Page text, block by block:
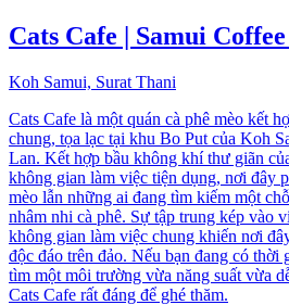
Cats Cafe | Samui
Koh Samui, Surat Thani
Cats Cafe là một quán cà phê mèo kết
chung, tọa lạc tại khu Bo Put của Koh
Lan. Kết hợp bầu không khí thư giãn
không gian làm việc tiện dụng, nơi đây
mèo lẫn những ai đang tìm kiếm một
nhâm nhi cà phê. Sự tập trung kép vào
không gian làm việc chung khiến nơi
độc đáo trên đảo. Nếu bạn đang có thời
tìm một môi trường vừa năng suất vừa
Cats Cafe rất đáng để ghé thăm.